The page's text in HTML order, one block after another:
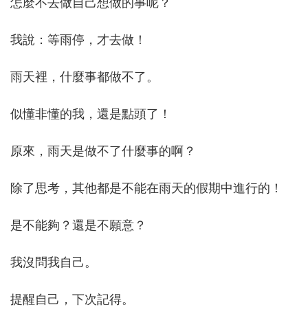
怎麼不去做自己想做的事呢？
我說：等雨停，才去做！
雨天裡，什麼事都做不了。
似懂非懂的我，還是點頭了！
原來，雨天是做不了什麼事的啊？
除了思考，其他都是不能在雨天的假期中進行的！
是不能夠？還是不願意？
我沒問我自己。
提醒自己，下次記得。